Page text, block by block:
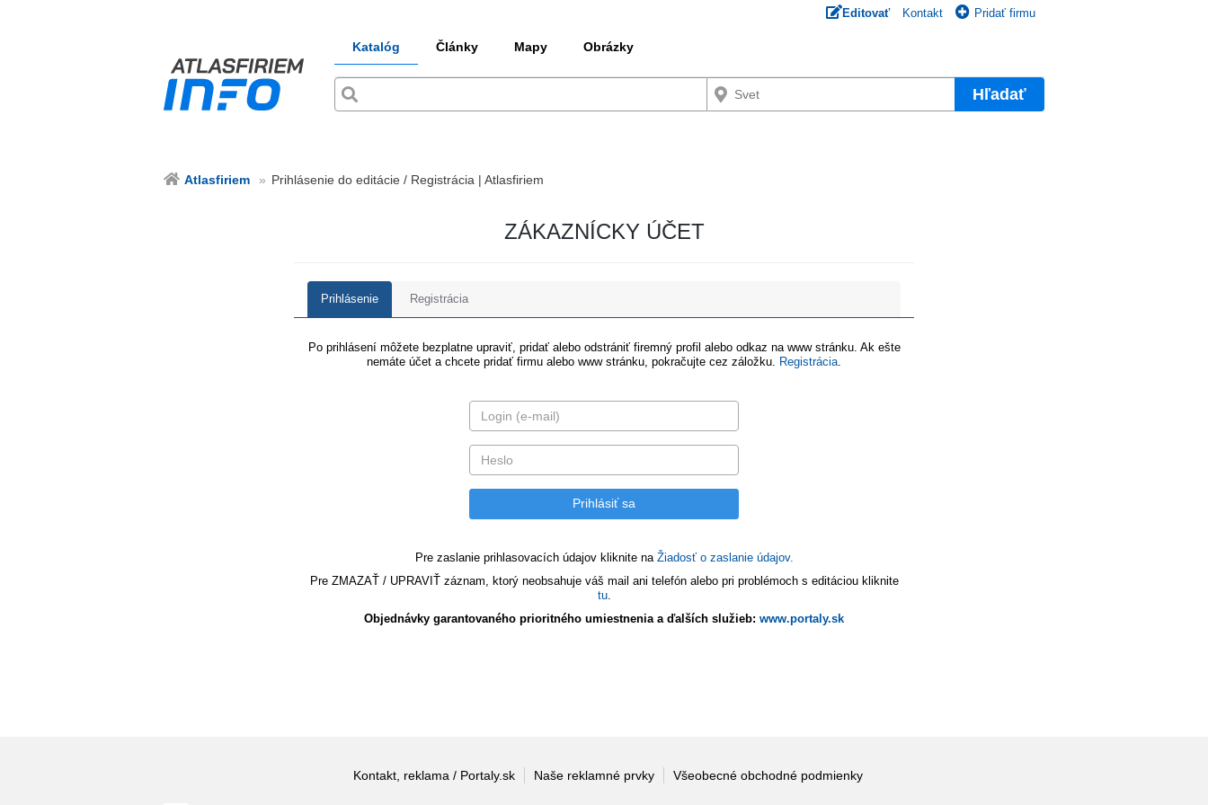
Editovať Kontakt Pridať firmu
Katalóg Články Mapy Obrázky
Hľadať
Atlasfiriem Prihlásenie do editácie / Registrácia | Atlasfiriem
ZÁKAZNÍCKY ÚČET
Prihlásenie Registrácia
Po prihlásení môžete bezplatne upraviť, pridať alebo odstrániť firemný profil alebo odkaz na www stránku. Ak ešte
nemáte účet a chcete pridať firmu alebo www stránku, pokračujte cez záložku.
Registrácia
Pre zaslanie prihlasovacích údajov kliknite na Žiadosť o zaslanie údajov.
Pre ZMAZAŤ / UPRAVIŤ záznam, ktorý neobsahuje váš mail ani telefón alebo pri problémoch s editáciou kliknite
tu.
Objednávky garantovaného prioritného umiestnenia a ďalších služieb: www.portaly.sk
Kontakt, reklama / Portaly.sk Naše reklamné prvky Všeobecné obchodné podmienky